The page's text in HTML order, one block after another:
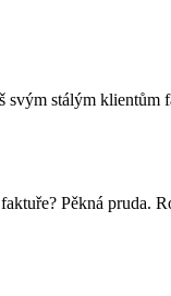
svým stálým klientům
Pěkná pruda.